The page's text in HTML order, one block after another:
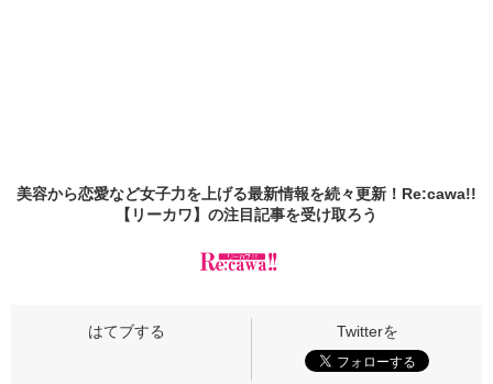
美容から恋愛など女子力を上げる最新情報を続々更新！Re:cawa!!
【リーカワ】の注目記事を受け取ろう